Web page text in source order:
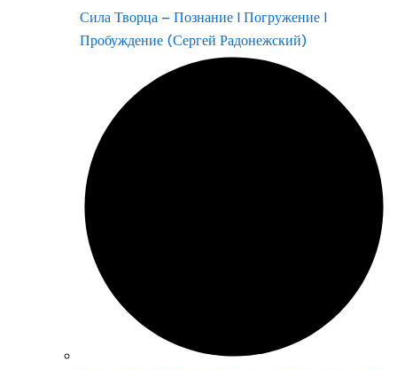
Сила Творца – Познание | Погружение |
Пробуждение (Сергей Радонежский)